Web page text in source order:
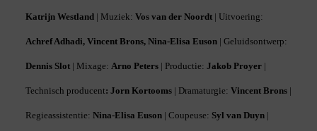
Katrijn Westland| Muziek: Vos van der Noordt| Uitvoering:
Achref Adhadi, Vincent Brons, Nina-Elisa Euson| Geluidsontwerp:
Dennis Slot| Mixage: Arno Peters| Productie: Jakob Proyer|
Technisch producent: Jorn Kortooms| Dramaturgie: Vincent Brons |
Regieassistentie: Nina-Elisa Euson| Coupeuse: Syl van Duyn|